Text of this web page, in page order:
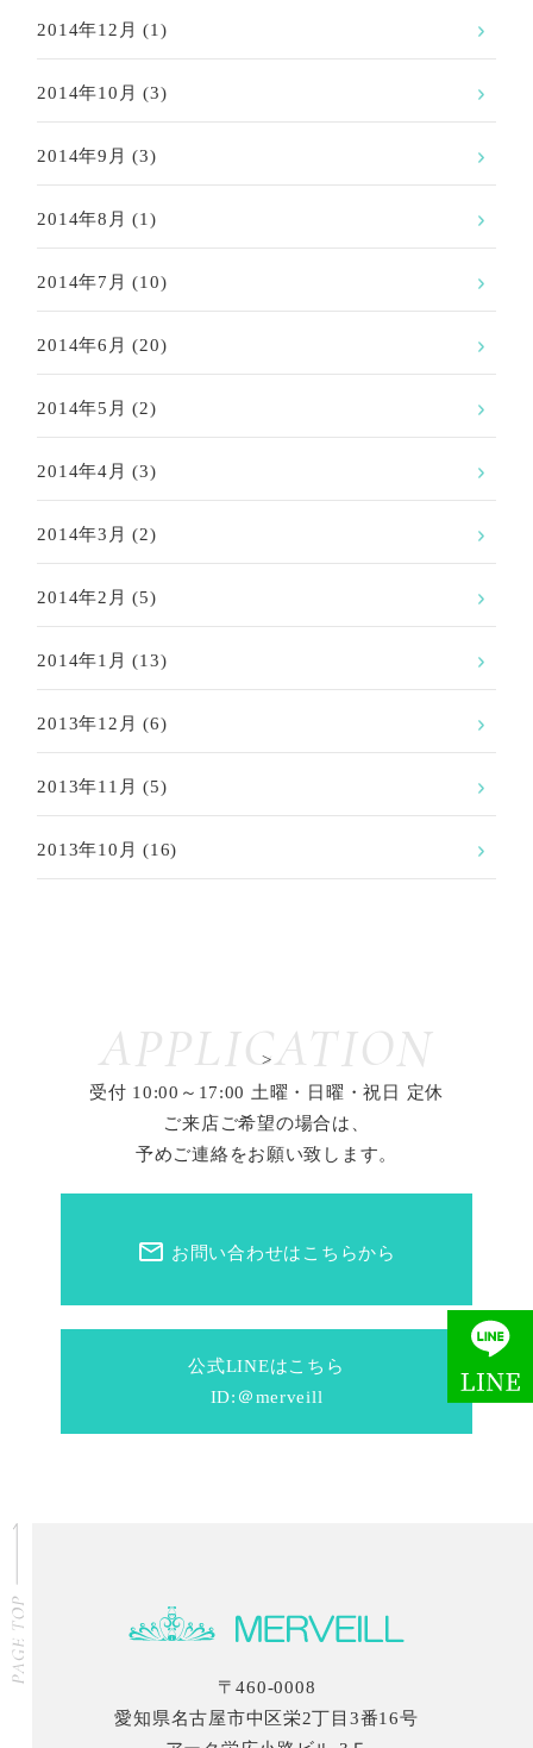
2014年12月 (1)
2014年10月 (3)
2014年9月 (3)
2014年8月 (1)
2014年7月 (10)
2014年6月 (20)
2014年5月 (2)
2014年4月 (3)
2014年3月 (2)
2014年2月 (5)
2014年1月 (13)
2013年12月 (6)
2013年11月 (5)
2013年10月 (16)
APPLICATION
公式LINEはこちら
ID:＠merveill
mail_outline お問い合わせはこちらから
>
受付 10:00～17:00 土曜・日曜・祝日 定休
ご来店ご希望の場合は、
予めご連絡をお願い致します。
〒460-0008
愛知県名古屋市中区栄2丁目3番16号